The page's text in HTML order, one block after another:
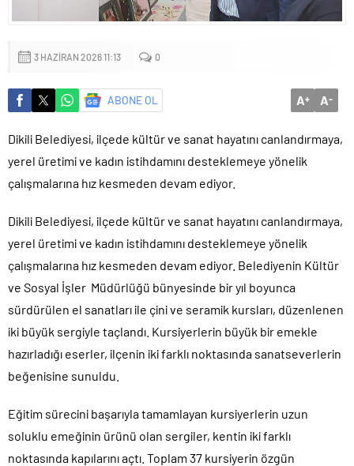
Küçük işletmeler büyük siber risklerle karşı karşıya
3 HAZIRAN 2026 11:13 0
ABONE OL A+ A-
Dikili Belediyesi, ilçede kültür ve sanat hayatını canlandırmaya,
yerel üretimi ve kadın istihdamını desteklemeye yönelik
çalışmalarına hız kesmeden devam ediyor.
Dikili Belediyesi, ilçede kültür ve sanat hayatını canlandırmaya,
yerel üretimi ve kadın istihdamını desteklemeye yönelik
çalışmalarına hız kesmeden devam ediyor. Belediyenin Kültür
ve Sosyal İşler Müdürlüğü bünyesinde bir yıl boyunca
sürdürülen el sanatları ile çini ve seramik kursları, düzenlenen
iki büyük sergiyle taçlandı. Kursiyerlerin büyük bir emekle
hazırladığı eserler, ilçenin iki farklı noktasında sanatseverlerin
beğenisine sunuldu.
Eğitim sürecini başarıyla tamamlayan kursiyerlerin uzun
soluklu emeğinin ürünü olan sergiler, kentin iki farklı
noktasında kapılarını açtı. Toplam 37 kursiyerin özgün